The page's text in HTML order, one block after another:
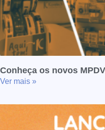
Conheça os novos
Ver mais »